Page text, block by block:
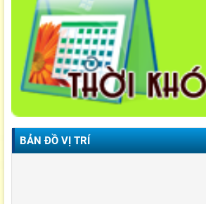
BẢN ĐỒ VỊ TRÍ